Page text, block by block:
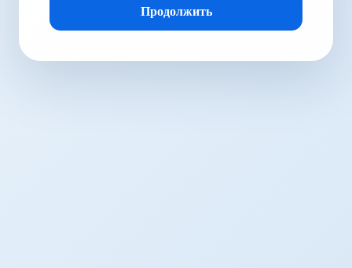
Продолжить